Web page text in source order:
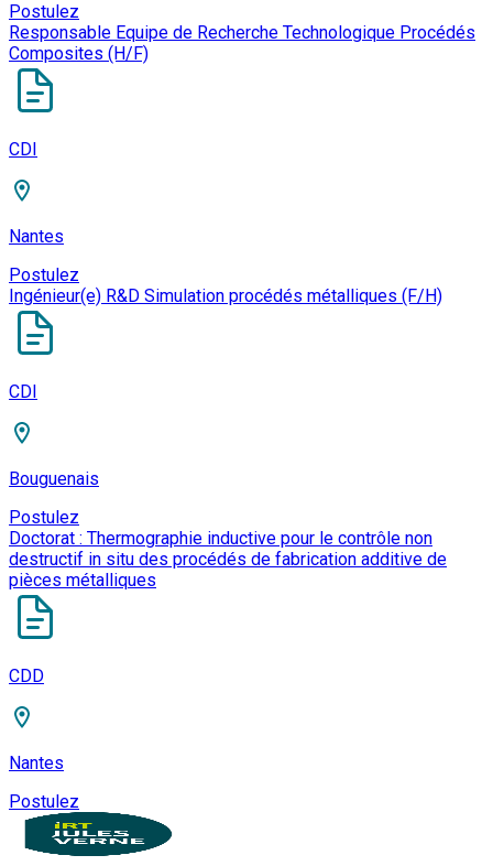
Postulez
Responsable Equipe de Recherche Technologique Procédés
Composites (H/F)
CDI
Nantes
Postulez
Ingénieur(e) R&D Simulation procédés métalliques (F/H)
CDI
Bouguenais
Postulez
Doctorat : Thermographie inductive pour le contrôle non
destructif in situ des procédés de fabrication additive de
pièces métalliques
CDD
Nantes
Postulez